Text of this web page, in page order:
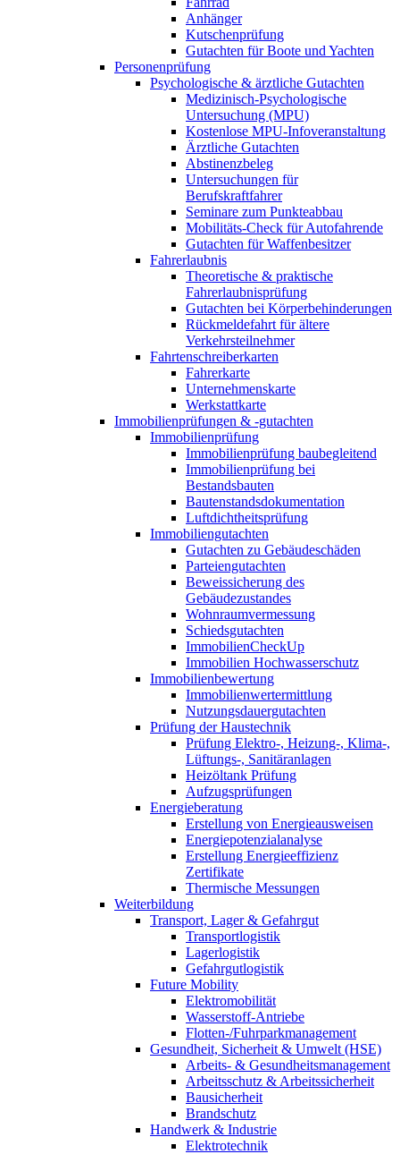
Anhänger
Kutschenprüfung
Gutachten für Boote und Yachten
Personenprüfung
Psychologische & ärztliche Gutachten
Medizinisch-Psychologische
Untersuchung (MPU)
Kostenlose MPU-Infoveranstaltung
Ärztliche Gutachten
Abstinenzbeleg
Untersuchungen für
Berufskraftfahrer
Seminare zum Punkteabbau
Mobilitäts-Check für Autofahrende
Gutachten für Waffenbesitzer
Fahrerlaubnis
Theoretische & praktische
Fahrerlaubnisprüfung
Gutachten bei Körperbehinderungen
Rückmeldefahrt für ältere
Verkehrsteilnehmer
Fahrtenschreiberkarten
Fahrerkarte
Unternehmenskarte
Werkstattkarte
Immobilienprüfungen & -gutachten
Immobilienprüfung
Immobilienprüfung baubegleitend
Immobilienprüfung bei
Bestandsbauten
Bautenstandsdokumentation
Luftdichtheitsprüfung
Immobiliengutachten
Gutachten zu Gebäudeschäden
Parteiengutachten
Beweissicherung des
Gebäudezustandes
Wohnraumvermessung
Schiedsgutachten
ImmobilienCheckUp
Immobilien Hochwasserschutz
Immobilienbewertung
Immobilienwertermittlung
Nutzungsdauergutachten
Prüfung der Haustechnik
Prüfung Elektro-, Heizung-, Klima-,
Lüftungs-, Sanitäranlagen
Heizöltank Prüfung
Aufzugsprüfungen
Energieberatung
Erstellung von Energieausweisen
Energiepotenzialanalyse
Erstellung Energieeffizienz
Zertifikate
Thermische Messungen
Weiterbildung
Transport, Lager & Gefahrgut
Transportlogistik
Lagerlogistik
Gefahrgutlogistik
Future Mobility
Elektromobilität
Wasserstoff-Antriebe
Flotten-/Fuhrparkmanagement
Gesundheit, Sicherheit & Umwelt (HSE)
Arbeits- & Gesundheitsmanagement
Arbeitsschutz & Arbeitssicherheit
Bausicherheit
Brandschutz
Handwerk & Industrie
Elektrotechnik